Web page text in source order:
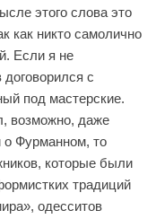
этого слова это
как никто самолично
Если я не
с
под мастерские.
возможно, даже
о Фурманном, то
которые были
традиций
одесситов